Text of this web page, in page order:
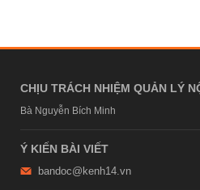
CHỊU TRÁCH NHIỆM QUẢN LÝ
Bà Nguyễn Bích Minh
Ý KIẾN BÀI VIẾT
bandoc@kenh14.vn